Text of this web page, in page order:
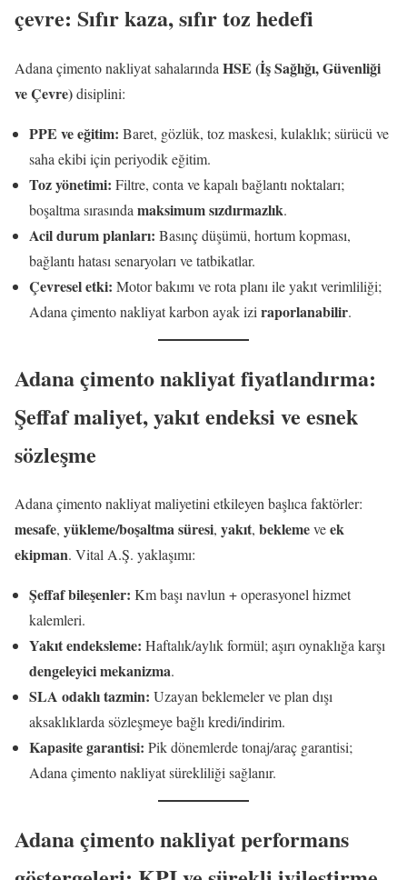
çevre: Sıfır kaza, sıfır toz hedefi
Adana çimento nakliyat sahalarında HSE (İş Sağlığı, Güvenliği
ve Çevre)disiplini:
PPE ve eğitim: Baret, gözlük, toz maskesi, kulaklık; sürücü ve
saha ekibi için periyodik eğitim.
Toz yönetimi: Filtre, conta ve kapalı bağlantı noktaları;
boşaltma sırasında maksimum sızdırmazlık.
Acil durum planları: Basınç düşümü, hortum kopması,
bağlantı hatası senaryoları ve tatbikatlar.
Çevresel etki: Motor bakımı ve rota planı ile yakıt verimliliği;
Adana çimento nakliyat karbon ayak izi raporlanabilir.
Adana çimento nakliyat fiyatlandırma:
Şeffaf maliyet, yakıt endeksi ve esnek
sözleşme
Adana çimento nakliyat maliyetini etkileyen başlıca faktörler:
mesafe, yükleme/boşaltma süresi, yakıt, beklemeveek
ekipman. Vital A.Ş. yaklaşımı:
Şeffaf bileşenler: Km başı navlun + operasyonel hizmet
kalemleri.
Yakıt endeksleme: Haftalık/aylık formül; aşırı oynaklığa karşı
dengeleyici mekanizma.
SLA odaklı tazmin: Uzayan beklemeler ve plan dışı
aksaklıklarda sözleşmeye bağlı kredi/indirim.
Kapasite garantisi: Pik dönemlerde tonaj/araç garantisi;
Adana çimento nakliyat sürekliliği sağlanır.
Adana çimento nakliyat performans